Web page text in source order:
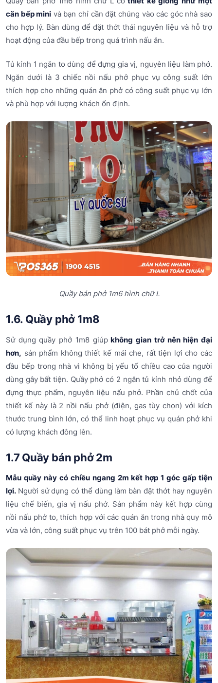
căn bếp mini và bạn chỉ cần đặt chúng vào các góc nhà sao
cho hợp lý. Bàn dùng để đặt thớt thái nguyên liệu và hỗ trợ
hoạt động của đầu bếp trong quá trình nấu ăn.
Tủ kính 1 ngăn to dùng để đựng gia vị, nguyên liệu làm phở.
Ngăn dưới là 3 chiếc nồi nấu phở phục vụ công suất lớn
thích hợp cho những quán ăn phở có công suất phục vụ lớn
và phù hợp với lượng khách ổn định.
Quầy bán phở 1m6 hình chữ L
1.6. Quầy phở 1m8
Sử dụng quầy phở 1m8 giúpkhông gian trở nên hiện đại
hơn, sản phẩm không thiết kế mái che, rất tiện lợi cho các
đầu bếp trong nhà vì không bị yếu tố chiều cao của người
dùng gây bất tiện. Quầy phở có 2 ngăn tủ kính nhỏ dùng để
đựng thực phẩm, nguyên liệu nấu phở. Phần chủ chốt của
thiết kế này là 2 nồi nấu phở (điện, gas tùy chọn) với kích
thước trung bình lớn, có thể linh hoạt phục vụ quán phở khi
có lượng khách đông lên.
1.7 Quầy bán phở 2m
Mẫu quầy này có chiều ngang 2m kết hợp 1 góc gấp tiện
lợi. Người sử dụng có thể dùng làm bàn đặt thớt hay nguyên
liệu chế biến, gia vị nấu phở. Sản phẩm này kết hợp cùng
nồi nấu phở to, thích hợp với các quán ăn trong nhà quy mô
vừa và lớn, công suất phục vụ trên 100 bát phở mỗi ngày.